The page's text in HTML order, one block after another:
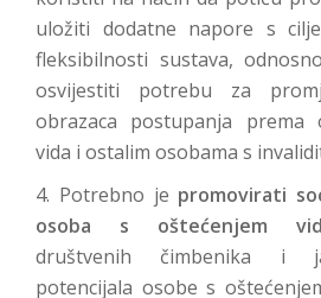
uložiti dodatne napore s
fleksibilnosti sustava,
osvijestiti potrebu za
obrazaca postupanja prema
vida i ostalim osobama s
4. Potrebno je promovirati
osoba s oštećenjem
društvenih čimbenika i
potencijala osobe s